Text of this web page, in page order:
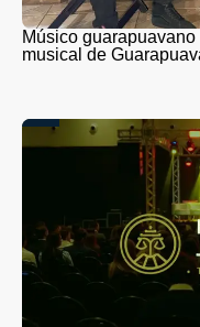
Músico
musical de